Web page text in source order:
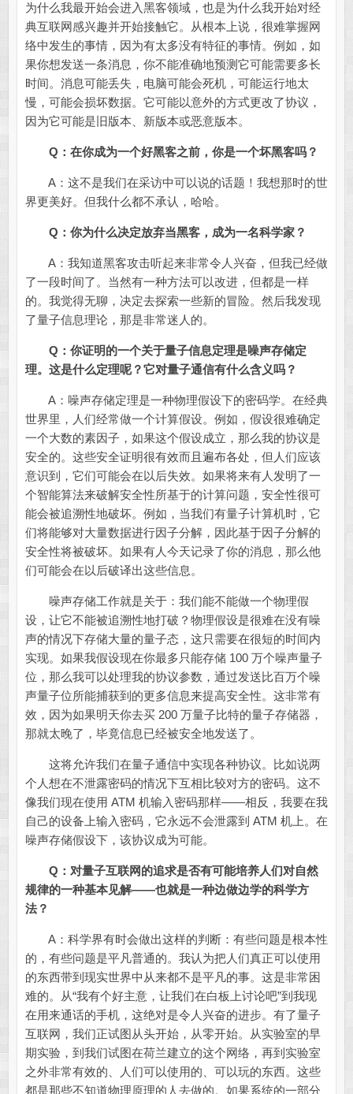
为什么我最开始会进入黑客领域，也是为什么我开始对经
典互联网感兴趣并开始接触它。从根本上说，很难掌握网
络中发生的事情，因为有太多没有特征的事情。例如，如
果你想发送一条消息，你不能准确地预测它可能需要多长
时间。消息可能丢失，电脑可能会死机，可能运行地太
慢，可能会损坏数据。它可能以意外的方式更改了协议，
因为它可能是旧版本、新版本或恶意版本。
Q：在你成为一个好黑客之前，你是一个坏黑客吗？
A：这不是我们在采访中可以说的话题！我想那时的世
界更美好。但我什么都不承认，哈哈。
Q：你为什么决定放弃当黑客，成为一名科学家？
A：我知道黑客攻击听起来非常令人兴奋，但我已经做
了一段时间了。当然有一种方法可以改进，但都是一样
的。我觉得无聊，决定去探索一些新的冒险。然后我发现
了量子信息理论，那是非常迷人的。
Q：你证明的一个关于量子信息定理是噪声存储定
理。这是什么定理呢？它对量子通信有什么含义吗？
A：噪声存储定理是一种物理假设下的密码学。在经典
世界里，人们经常做一个计算假设。例如，假设很难确定
一个大数的素因子，如果这个假设成立，那么我的协议是
安全的。这些安全证明很有效而且遍布各处，但人们应该
意识到，它们可能会在以后失效。如果将来有人发明了一
个智能算法来破解安全性所基于的计算问题，安全性很可
能会被追溯性地破坏。例如，当我们有量子计算机时，它
们将能够对大量数据进行因子分解，因此基于因子分解的
安全性将被破坏。如果有人今天记录了你的消息，那么他
们可能会在以后破译出这些信息。
噪声存储工作就是关于：我们能不能做一个物理假
设，让它不能被追溯性地打破？物理假设是很难在没有噪
声的情况下存储大量的量子态，这只需要在很短的时间内
实现。如果我假设现在你最多只能存储 100 万个噪声量子
位，那么我可以处理我的协议参数，通过发送比百万个噪
声量子位所能捕获到的更多信息来提高安全性。这非常有
效，因为如果明天你去买 200 万量子比特的量子存储器，
那就太晚了，毕竟信息已经被安全地发送了。
这将允许我们在量子通信中实现各种协议。比如说两
个人想在不泄露密码的情况下互相比较对方的密码。这不
像我们现在使用 ATM 机输入密码那样——相反，我要在我
自己的设备上输入密码，它永远不会泄露到 ATM 机上。在
噪声存储假设下，该协议成为可能。
Q：对量子互联网的追求是否有可能培养人们对自然
规律的一种基本见解——也就是一种边做边学的科学方
法？
A：科学界有时会做出这样的判断：有些问题是根本性
的，有些问题是平凡普通的。我认为把人们真正可以使用
的东西带到现实世界中从来都不是平凡的事。这是非常困
难的。从“我有个好主意，让我们在白板上讨论吧”到我现
在用来通话的手机，这绝对是令人兴奋的进步。有了量子
互联网，我们正试图从头开始，从零开始。从实验室的早
期实验，到我们试图在荷兰建立的这个网络，再到实验室
之外非常有效的、人们可以使用的、可以玩的东西。这些
都是那些不知道物理原理的人去做的。如果系统的一部分